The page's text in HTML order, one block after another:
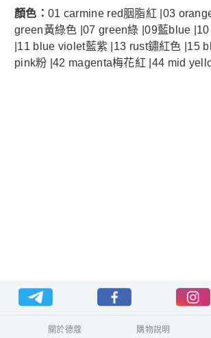
顏色： 01 carmine red胭脂紅 |03
green黃綠色 |07 green綠 |09藍blue
|11 blue violet藍紫 |13 rust鏽紅色 |15
pink粉 |42 magenta梅花紅 |44 mid
關於德蔻 購物說明